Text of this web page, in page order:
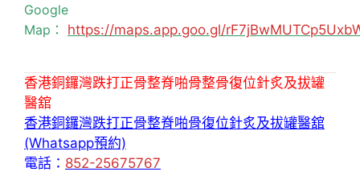
Google
Map： https://maps.app.goo.gl/
香港銅鑼灣跌打正骨整脊啪骨整骨復位針炙及拔罐
醫舘
香港銅鑼灣跌打正骨整脊啪骨復位針炙及拔罐醫舘
(Whatsapp預約)
電話： 852-25675767